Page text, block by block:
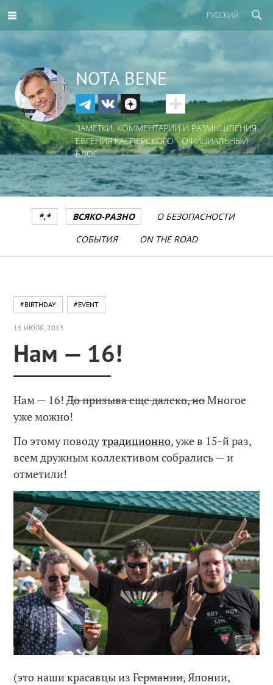
РУССКИЙ
NOTA BENE
ЗАМЕТКИ, КОММЕНТАРИИ И РАЗМЫШЛЕНИЯ
ЕВГЕНИЯ КАСПЕРСКОГО - ОФИЦИАЛЬНЫЙ
БЛОГ
*.* ВСЯКО-РАЗНО
О БЕЗОПАСНОСТИ
СОБЫТИЯ
ON THE ROAD
#BIRTHDAY #EVENT
15 ИЮЛЯ, 2013
Нам — 16!
Нам — 16!До призыва еще далеко, ноМногое
уже можно!
По этому поводутрадиционно, уже в 15-й раз,
всем дружным коллективом собрались — и
отметили!
(это наши красавцы изГермании,Японии,